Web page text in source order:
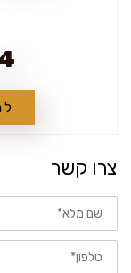
24
צרו קשר
שם
מלא
טלפון